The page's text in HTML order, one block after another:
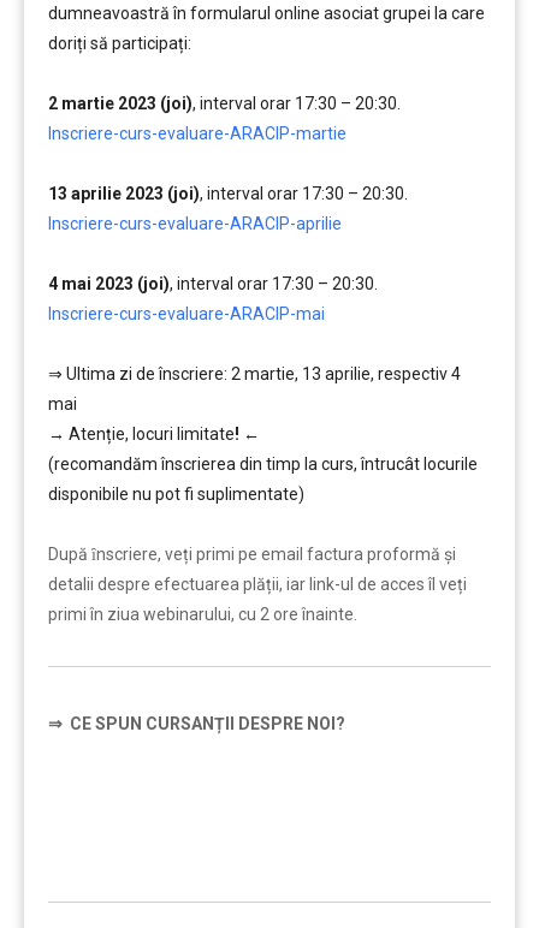
dumneavoastră în formularul online asociat grupei la care
doriți să participați:
2 martie 2023 (joi), interval orar 17:30 – 20:30.
Inscriere-curs-evaluare-ARACIP-martie
13 aprilie 2023 (joi), interval orar 17:30 – 20:30.
Inscriere-curs-evaluare-ARACIP-aprilie
4 mai 2023 (joi), interval orar 17:30 – 20:30.
Inscriere-curs-evaluare-ARACIP-mai
⇒ Ultima zi de înscriere: 2 martie, 13 aprilie, respectiv 4
mai
→ Atenție, locuri limitate! ←
(recomandăm înscrierea din timp la curs, întrucât locurile
disponibile nu pot fi suplimentate)
După ȋnscriere, veți primi pe email factura proformă și
detalii despre efectuarea plății, iar link-ul de acces îl veți
primi în ziua webinarului, cu 2 ore înainte.
⇒ CE SPUN CURSANȚII DESPRE NOI?